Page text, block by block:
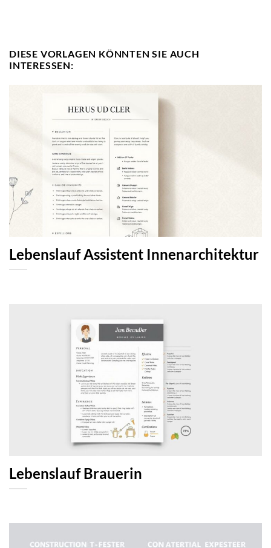
DIESE VORLAGEN KÖNNTEN SIE AUCH
INTERESSEN:
Lebenslauf Assistent Innenarchitektur
Lebenslauf Brauerin